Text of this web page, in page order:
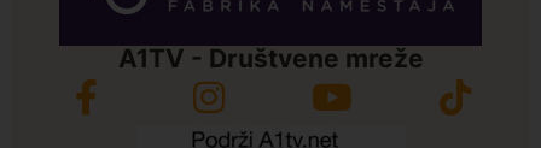
A1TV - Društvene mreže